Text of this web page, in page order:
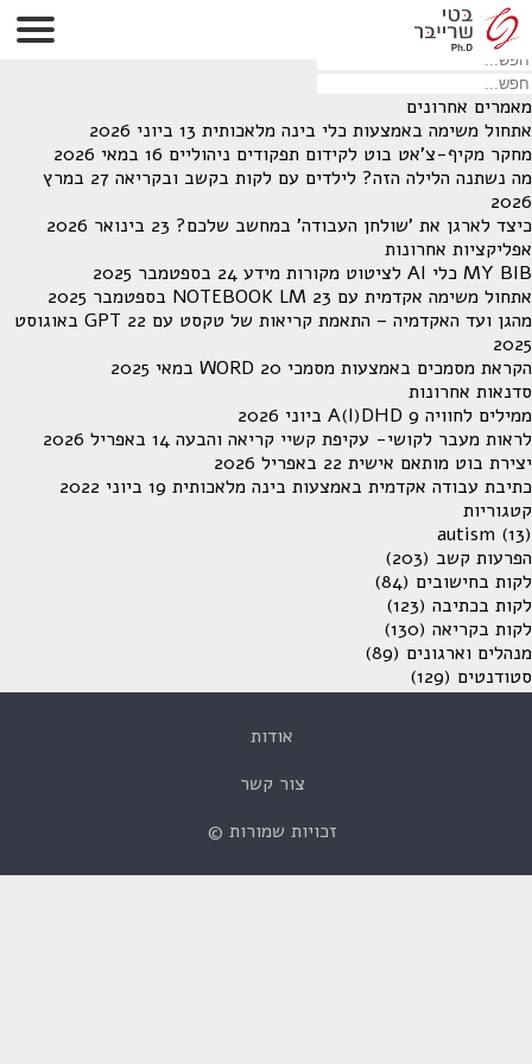
לא נמצאו תוצאות תחת קטגוריה זו.
מחפש משהו מסויים? השתמש בחיפוש
מאמרים אחרונים
אתחול משימה באמצעות כלי בינה מלאכותית 13 ביוני 2026
מחקר מקיף-צ'אט בוט לקידום תפקודים ניהוליים 16 במאי 2026
מה נשתנה הלילה הזה? לילדים עם לקות בקשב ובקריאה
27 במרץ
2026
כיצד לארגן את 'שולחן העבודה' במחשב שלכם? 23 בינואר 2026
אפליקציות אחרונות
MY BIB כלי AI לציטוט מקורות מידע
24 בספטמבר 2025
אתחול משימה אקדמית עם NOTEBOOK LM 23 בספטמבר 2025
מהגן ועד האקדמיה – התאמת קריאות של טקסט עם GPT
22 באוגוסט
2025
הקראת מסמכים באמצעות מסמכי WORD 20 במאי 2025
סדנאות אחרונות
ממילים לחוויה A(I)DHD 9 ביוני 2026
לראות מעבר לקושי- עקיפת קשיי קריאה והבעה 14 באפריל 2026
יצירת בוט מותאם אישית 22 באפריל 2026
כתיבת עבודה אקדמית באמצעות בינה מלאכותית 19 ביוני 2022
קטגוריות
autism (13)
הפרעות קשב (203)
לקות בחישובים (84)
לקות בכתיבה (123)
לקות בקריאה (130)
מנהלים וארגונים (89)
סטודנטים (129)
אודות
צור קשר
זכויות שמורות ©